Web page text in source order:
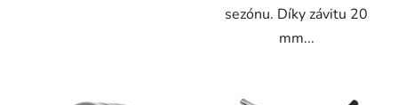
sezónu. Díky závitu 20
mm...